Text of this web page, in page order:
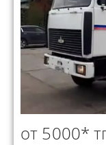
от 5000*